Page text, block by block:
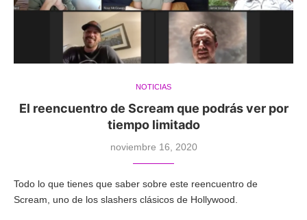
NOTICIAS
El reencuentro de Scream que podrás ver por
tiempo limitado
noviembre 16, 2020
Todo lo que tienes que saber sobre este reencuentro de
Scream, uno de los slashers clásicos de Hollywood.